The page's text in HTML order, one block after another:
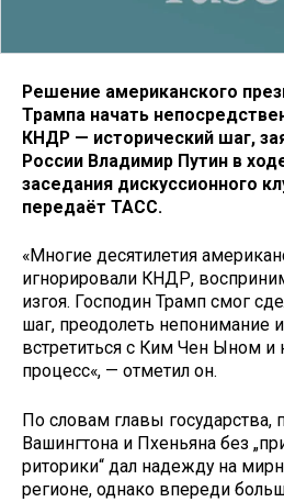
Решение американского
Трампа начать
КНДР — исторический шаг,
России Владимир Путин в
заседания дискуссионного
передаёт ТАСС.
«Многие десятилетия
игнорировали КНДР,
изгоя. Господин Трамп смог
шаг, преодолеть непонимание
встретиться с Ким Чен Ыном и
процесс«, — отметил он.
По словам главы государства,
Вашингтона и Пхеньяна без
риторики“ дал надежду на
регионе, однако впереди